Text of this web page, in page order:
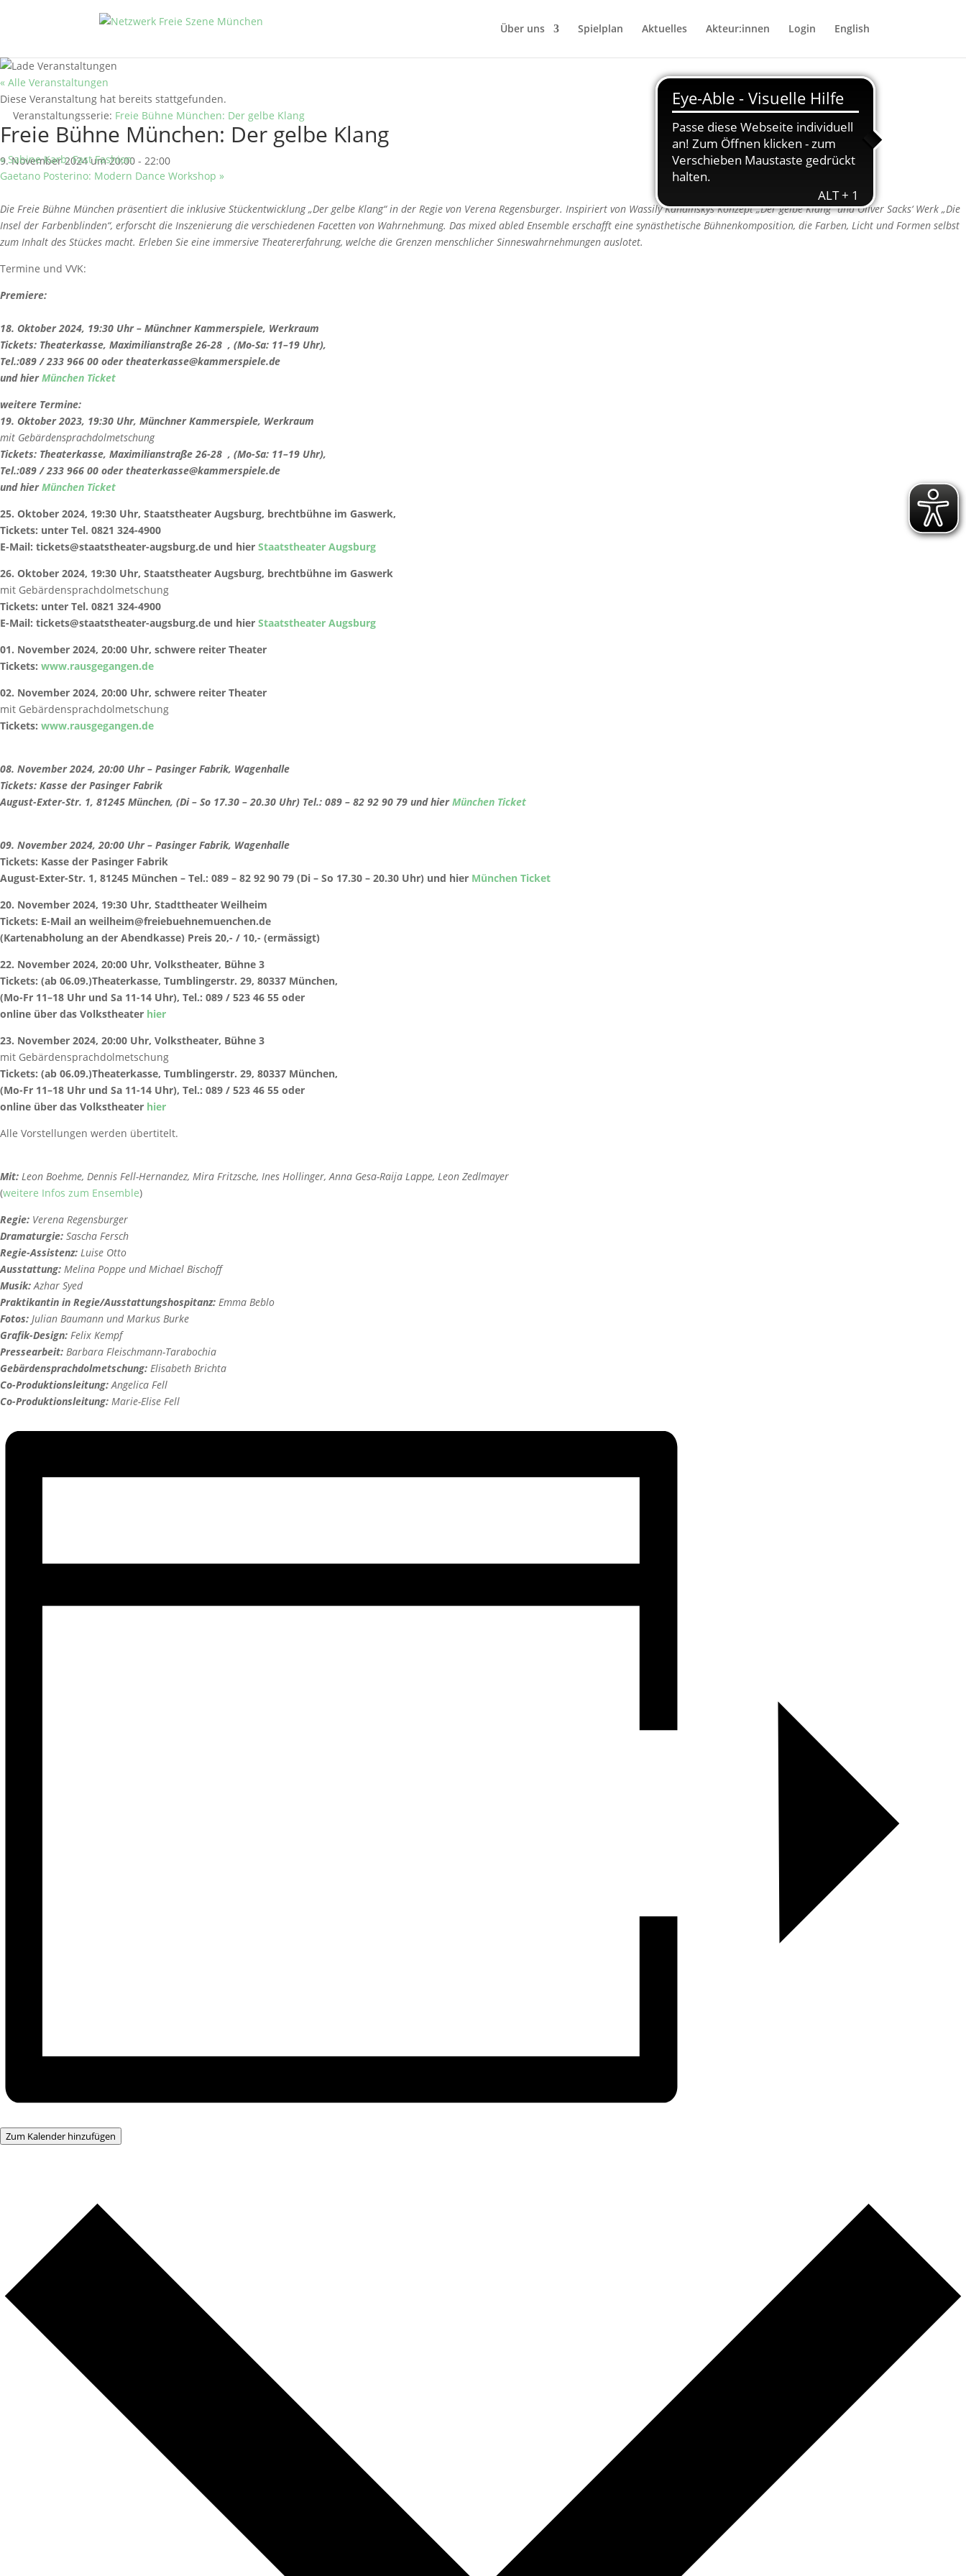
Über uns Spielplan Aktuelles Akteur:innen Login English
« Alle Veranstaltungen
Diese Veranstaltung hat bereits stattgefunden.
Veranstaltungsserie: Freie Bühne München: Der gelbe Klang
Freie Bühne München: Der gelbe Klang
9. November 2024 um 20:00 - 22:00
«Sabine Karb: Fast Fashion
Gaetano Posterino: Modern Dance Workshop »
Die Freie Bühne München präsentiert die inklusive Stückentwicklung „Der gelbe Klang“ in der Regie von Verena Regensburger. Inspiriert von Wassily Kandinskys Konzept „Der gelbe Klang“ und Oliver Sacks‘ Werk „Die
Insel der Farbenblinden“, erforscht die Inszenierung die verschiedenen Facetten von Wahrnehmung. Das mixed abled Ensemble erschafft eine synästhetische Bühnenkomposition, die Farben, Licht und Formen selbst
zum Inhalt des Stückes macht. Erleben Sie eine immersive Theatererfahrung, welche die Grenzen menschlicher Sinneswahrnehmungen auslotet.
Termine und VVK:
Premiere:
18. Oktober 2024, 19:30 Uhr – Münchner Kammerspiele, Werkraum
Tickets: Theaterkasse, Maximilianstraße 26-28 , (Mo-Sa: 11–19 Uhr),
Tel.:089 / 233 966 00 oder theaterkasse@kammerspiele.de
und hierMünchen Ticket
weitere Termine:
19. Oktober 2023, 19:30 Uhr, Münchner Kammerspiele, Werkraum
mit Gebärdensprachdolmetschung
Tickets: Theaterkasse, Maximilianstraße 26-28 , (Mo-Sa: 11–19 Uhr),
Tel.:089 / 233 966 00 oder theaterkasse@kammerspiele.de
und hierMünchen Ticket
25. Oktober 2024, 19:30 Uhr, Staatstheater Augsburg, brechtbühne im Gaswerk,
Tickets: unter Tel. 0821 324-4900
E-Mail: tickets@staatstheater-augsburg.de und hier Staatstheater Augsburg
26. Oktober 2024, 19:30 Uhr, Staatstheater Augsburg, brechtbühne im Gaswerk
mit Gebärdensprachdolmetschung
Tickets: unter Tel. 0821 324-4900
E-Mail: tickets@staatstheater-augsburg.de und hier Staatstheater Augsburg
01. November 2024, 20:00 Uhr, schwere reiter Theater
Tickets: www.rausgegangen.de
02. November 2024, 20:00 Uhr, schwere reiter Theater
mit Gebärdensprachdolmetschung
Tickets: www.rausgegangen.de
08. November 2024, 20:00 Uhr – Pasinger Fabrik, Wagenhalle
Tickets: Kasse der Pasinger Fabrik
August-Exter-Str. 1, 81245 München, (Di – So 17.30 – 20.30 Uhr) Tel.: 089 – 82 92 90 79 und hierMünchen Ticket
09. November 2024, 20:00 Uhr – Pasinger Fabrik, Wagenhalle
Tickets: Kasse der Pasinger Fabrik
August-Exter-Str. 1, 81245 München – Tel.: 089 – 82 92 90 79 (Di – So 17.30 – 20.30 Uhr) und hier München Ticket
20. November 2024, 19:30 Uhr, Stadttheater Weilheim
Tickets: E-Mail an weilheim@freiebuehnemuenchen.de
(Kartenabholung an der Abendkasse) Preis 20,- / 10,- (ermässigt)
22. November 2024, 20:00 Uhr, Volkstheater, Bühne 3
Tickets: (ab 06.09.)Theaterkasse, Tumblingerstr. 29, 80337 München,
(Mo-Fr 11–18 Uhr und Sa 11-14 Uhr), Tel.: 089 / 523 46 55 oder
online über das Volkstheater hier
23. November 2024, 20:00 Uhr, Volkstheater, Bühne 3
mit Gebärdensprachdolmetschung
Tickets: (ab 06.09.)Theaterkasse, Tumblingerstr. 29, 80337 München,
(Mo-Fr 11–18 Uhr und Sa 11-14 Uhr), Tel.: 089 / 523 46 55 oder
online über das Volkstheater hier
Alle Vorstellungen werden übertitelt.
Mit: Leon Boehme, Dennis Fell-Hernandez, Mira Fritzsche, Ines Hollinger, Anna Gesa-Raija Lappe, Leon Zedlmayer
(weitere Infos zum Ensemble)
Regie: Verena Regensburger
Dramaturgie: Sascha Fersch
Regie-Assistenz: Luise Otto
Ausstattung: Melina Poppe und Michael Bischoff
Musik:Azhar Syed
Praktikantin in Regie/Ausstattungshospitanz: Emma Beblo
Fotos: Julian Baumann und Markus Burke
Grafik-Design: Felix Kempf
Pressearbeit: Barbara Fleischmann-Tarabochia
Gebärdensprachdolmetschung: Elisabeth Brichta
Co-Produktionsleitung:Angelica Fell
Co-Produktionsleitung: Marie-Elise Fell
Zum Kalender hinzufügen